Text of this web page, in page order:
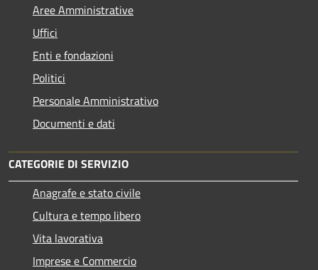
Aree Amministrative
Uffici
Enti e fondazioni
Politici
Personale Amministrativo
Documenti e dati
CATEGORIE DI SERVIZIO
Anagrafe e stato civile
Cultura e tempo libero
Vita lavorativa
Imprese e Commercio